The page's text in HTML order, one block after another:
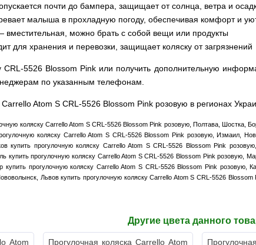
почти до бампера, защищает от солнца, ветра и
малыша в прохладную погоду, обеспечивая комфорт и
вместительная, можно брать с собой вещи или продукты
для хранения и перевозки, защищает коляску от загрязнений
CRL-5526 Blossom Pink или получить дополнительную
по указанным телефонам.
Carrello Atom S CRL-5526 Blossom Pink розовую в регионах
коляску Carrello Atom S CRL-5526 Blossom Pink розовую, Полтава, Шостка,
коляску Carrello Atom S CRL-5526 Blossom Pink розовую, Измаил,
купить прогулочную коляску Carrello Atom S CRL-5526 Blossom Pink
купить прогулочную коляску Carrello Atom S CRL-5526 Blossom Pink розовую,
прогулочную коляску Carrello Atom S CRL-5526 Blossom Pink розовую,
Львов купить прогулочную коляску Carrello Atom S CRL-5526
Другие цвета данного
Atom
Прогулочная коляска Carrello Atom